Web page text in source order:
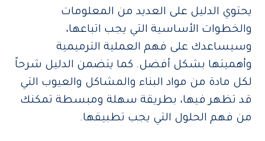
يحتوي الدليل على العديد من المعلومات
والخطوات الأساسية التي يجب اتباعها،
وسيساعدك على فهم العملية الترميمية
وأهميتها بشكل أفضل. كما يتضمن الدليل شرحاً
لكل مادة من مواد البناء والمشاكل والعيوب التي
قد تظهر فيها، بطريقة سهلة ومبسطة تمكنك
من فهم الحلول التي يجب تطبيقها.